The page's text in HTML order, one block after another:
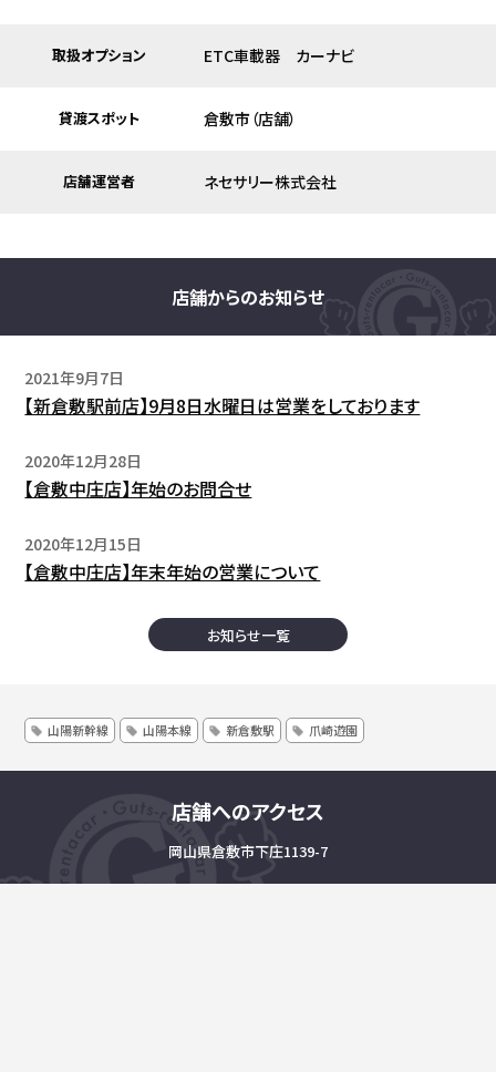
取扱オプション ETC車載器 カーナビ
貸渡スポット 倉敷市（店舗）
店舗運営者 ネセサリー株式会社
店舗からのお知らせ
2021年9月7日
【新倉敷駅前店】9月8日水曜日は営業をしております
2020年12月28日
【倉敷中庄店】年始のお問合せ
2020年12月15日
【倉敷中庄店】年末年始の営業について
お知らせ一覧
山陽新幹線 山陽本線 新倉敷駅 爪崎遊園
店舗へのアクセス
岡山県倉敷市下庄1139-7